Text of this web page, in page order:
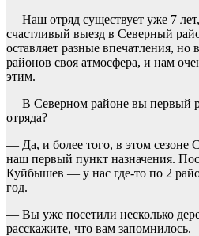
— Наш отряд существует уже 7 лет,
счастливый выезд в Северный
оставляет разные впечатления, но
районов своя атмосфера, и нам
этим.
— В Северном районе вы первый
отряда?
— Да, и более того, в этом
наш первый пункт назначения.
Куйбышев — у нас где-то по 2
год.
— Вы уже посетили несколько
расскажите, что вам запомнилось.